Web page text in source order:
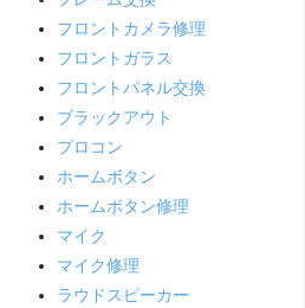
フロントカメラ修理
フロントガラス
フロントパネル交換
ブラックアウト
プロコン
ホームボタン
ホームボタン修理
マイク
マイク修理
ラウドスピーカー